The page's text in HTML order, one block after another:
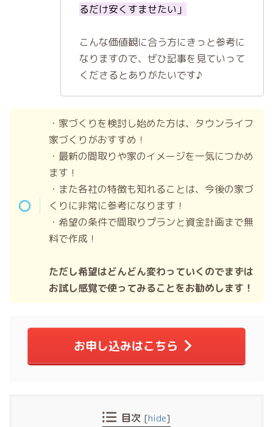
るだけ安くすませたい」
こんな価値観に合う方にきっと参考に
なりますので、ぜひ記事を見ていって
くださるとありがたいです♪
・家づくりを検討し始めた方は、タウンライフ
家づくりがおすすめ！
・最新の間取りや家のイメージを一気につかめ
ます！
・また各社の特徴も知れることは、今後の家づ
くりに非常に参考になります！
・希望の条件で間取りプランと資金計画まで無
料で作成！
ただし希望はどんどん変わっていくのでまずは
お試し感覚で使ってみることをお勧めします！
お申し込みはこちら
目次 [hide]